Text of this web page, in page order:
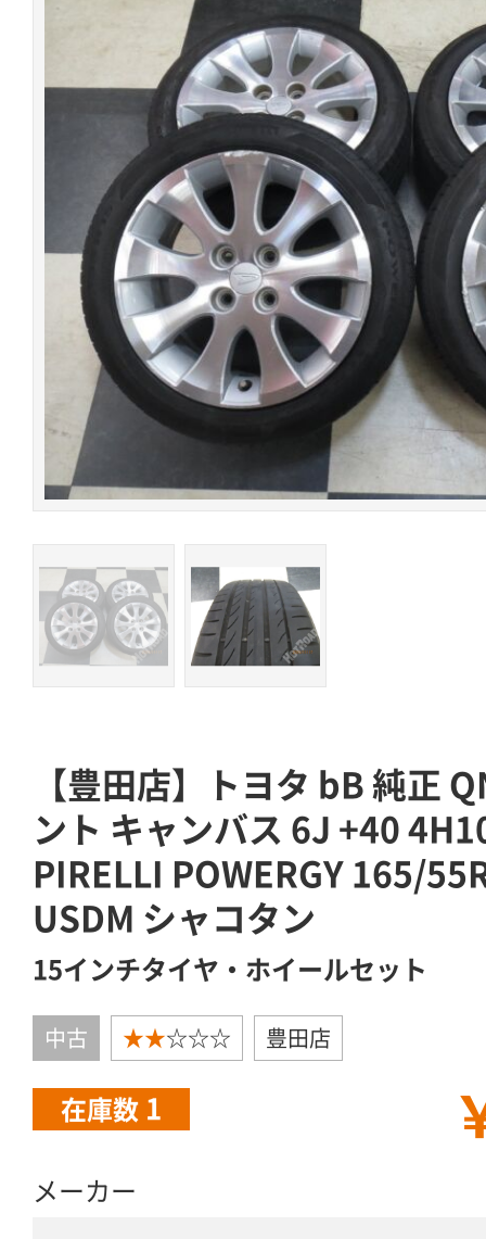
【豊田店】トヨタ bB 純正
ント キャンバス 6J +40
PIRELLI POWERGY 165/
USDM シャコタン
15インチタイヤ・ホイールセット
中古 ★★☆☆☆ 豊田店
在庫数 1
メーカー